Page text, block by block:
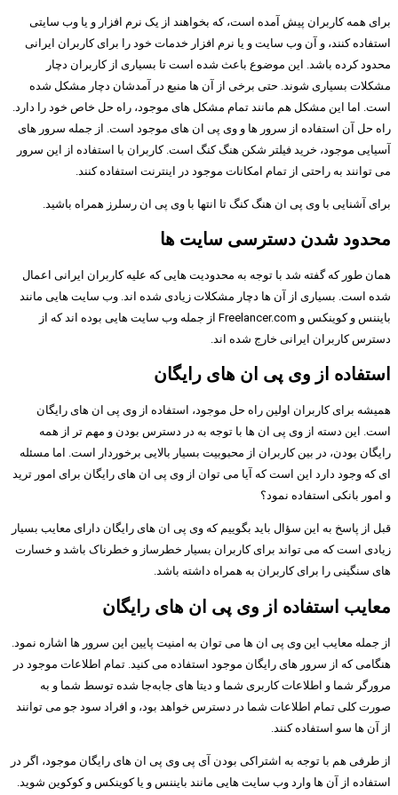
برای همه کاربران پیش آمده است، که بخواهند از یک نرم افزار و یا وب سایتی
استفاده کنند، و آن وب سایت و یا نرم افزار خدمات خود را برای کاربران ایرانی
محدود کرده باشد. این موضوع باعث شده است تا بسیاری از کاربران دچار
مشکلات بسیاری شوند. حتی برخی از آن ها منبع در آمدشان دچار مشکل شده
است. اما این مشکل هم مانند تمام مشکل های موجود، راه حل خاص خود را دارد.
راه حل آن استفاده از سرور ها و وی پی ان های موجود است. از جمله سرور های
آسیایی موجود، خرید فیلتر شکن هنگ کنگ است. کاربران با استفاده از این سرور
می توانند به راحتی از تمام امکانات موجود در اینترنت استفاده کنند.
برای آشنایی با وی پی ان هنگ کنگ تا انتها با وی پی ان رسلرز همراه باشید.
محدود شدن دسترسی سایت ها
همان طور که گفته شد با توجه به محدودیت هایی که علیه کاربران ایرانی اعمال
شده است. بسیاری از آن ها دچار مشکلات زیادی شده اند. وب سایت هایی مانند
بایننس و کوینکس و Freelancer.com از جمله وب سایت هایی بوده اند که از
دسترس کاربران ایرانی خارج شده اند.
استفاده از وی پی ان های رایگان
همیشه برای کاربران اولین راه حل موجود، استفاده از وی پی ان های رایگان
است. این دسته از وی پی ان ها با توجه به در دسترس بودن و مهم تر از همه
رایگان بودن، در بین کاربران از محبوبیت بسیار بالایی برخوردار است. اما مسئله
ای که وجود دارد این است که آیا می توان از وی پی ان های رایگان برای امور ترید
و امور بانکی استفاده نمود؟
قبل از پاسخ به این سؤال باید بگوییم که وی پی ان های رایگان دارای معایب بسیار
زیادی است که می تواند برای کاربران بسیار خطرساز و خطرناک باشد و خسارت
های سنگینی را برای کاربران به همراه داشته باشد.
معایب استفاده از وی پی ان های رایگان
از جمله معایب این وی پی ان ها می توان به امنیت پایین این سرور ها اشاره نمود.
هنگامی که از سرور های رایگان موجود استفاده می کنید. تمام اطلاعات موجود در
مرورگر شما و اطلاعات کاربری شما و دیتا های جابه‌جا شده توسط شما و به
صورت کلی تمام اطلاعات شما در دسترس خواهد بود، و افراد سود جو می توانند
از آن ها سو استفاده کنند.
از طرفی هم با توجه به اشتراکی بودن آی پی وی پی ان های رایگان موجود، اگر در
استفاده از آن ها وارد وب سایت هایی مانند بایننس و یا کوینکس و کوکوین شوید.